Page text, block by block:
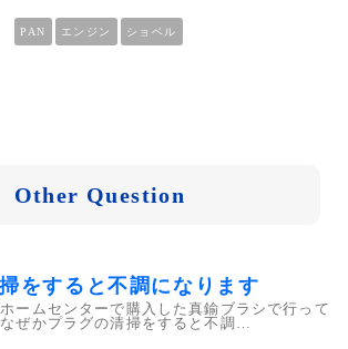
PAN エンジン ショベル
Other Question
をすると不調になります
ームセンターで購入した真鍮ブラシで行って
ぜかプラグの清掃をすると不調…